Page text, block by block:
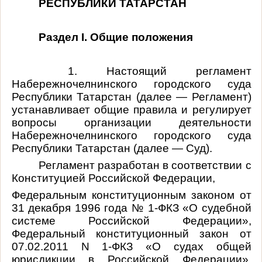
РЕСПУБЛИКИ ТАТАРСТАН
Раздел I. Общие положения
1. Настоящий регламент
Набережночелнинского городского суда
Республики Татарстан (далее — Регламент)
устанавливает общие правила и регулирует
вопросы организации деятельности
Набережночелнинского городского суда
Республики Татарстан (далее — Суд).
Регламент разработан в соответствии с
Конституцией Российской Федерации,
Федеральным конституционным законом от
31 декабря 1996 года № 1-ФКЗ «О судебной
системе Российской Федерации»,
Федеральный конституционный закон от
07.02.2011 N 1-ФКЗ «О судах общей
юрисдикции в Российской Федерации»,